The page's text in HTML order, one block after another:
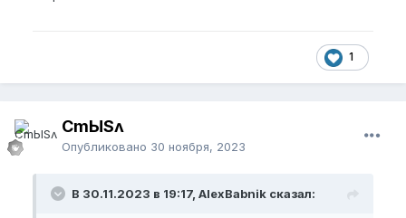
1
CmЫSʌ
Опубликовано 30 ноября, 2023
В 30.11.2023 в 19:17, AlexBabnik сказал: